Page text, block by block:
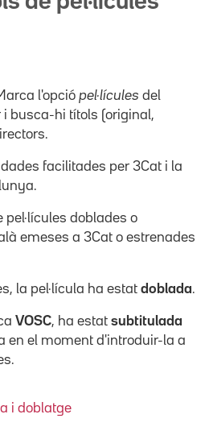
l'opció pel·lícules del
i busca-hi títols (original,
facilitades per 3Cat i la
pel·lícules doblades o
emeses a 3Cat o estrenades
la pel·lícula ha estat doblada.
VOSC, ha estat subtitulada
en el moment d'introduir-la a
i doblatge